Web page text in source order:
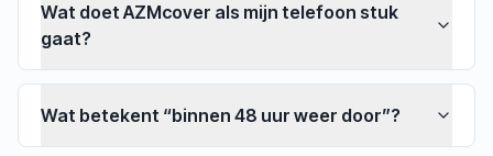
Wat doet AZMcover als mijn telefoon stuk
gaat?
Wat betekent “binnen 48 uur weer door”?